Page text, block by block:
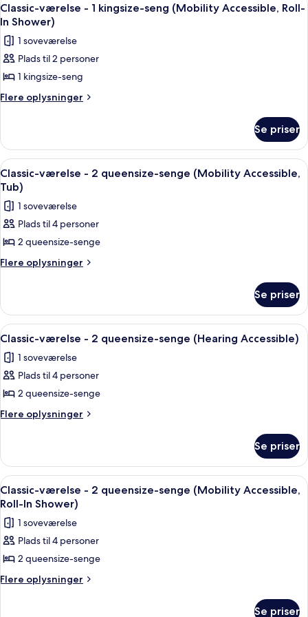
(Hearing
Accessible)
1
kingsize-
(Hearing
Accessible)
alle
billeder
af
Classic-
værelse
-
seng
(Mobility
Accessible,
Roll-
In
Shower)
5
Classic-værelse - 1 kingsize-seng (Mobility Accessible, Roll-
In Shower)
1 soveværelse
Plads til 2 personer
1 kingsize-seng
Flere oplysninger
Flere
værelse
1
kingsize-
seng
(Mobility
Accessible,
In
Shower)
Se priser
Indlæs
alle
billeder
af
Classic-
værelse
-
senge
(Mobility
Accessible,
Tub)
Et hotelværelse med to senge, et
4
Classic-værelse - 2 queensize-senge (Mobility Accessible,
Tub)
1 soveværelse
Plads til 4 personer
2 queensize-senge
Flere oplysninger
Flere
værelse
2
senge
(Mobility
Tub)
Se priser
Indlæs
alle
billeder
af
Classic-
værelse
queensize-
senge
(Hearing
Accessible)
Et hotelværelse med to senge, et
4
Classic-værelse - 2 queensize-senge (Hearing Accessible)
1 soveværelse
Plads til 4 personer
2 queensize-senge
Flere oplysninger
Flere
værelse
2
queensize-
(Hearing
Accessible)
Se priser
Indlæs
alle
billeder
af
Classic-
værelse
-
Et hotelværelse med to senge, et
4
Classic-værelse - 2 queensize-senge (Mobility Accessible,
Roll-In Shower)
1 soveværelse
Plads til 4 personer
2 queensize-senge
Flere oplysninger
Flere
Se priser